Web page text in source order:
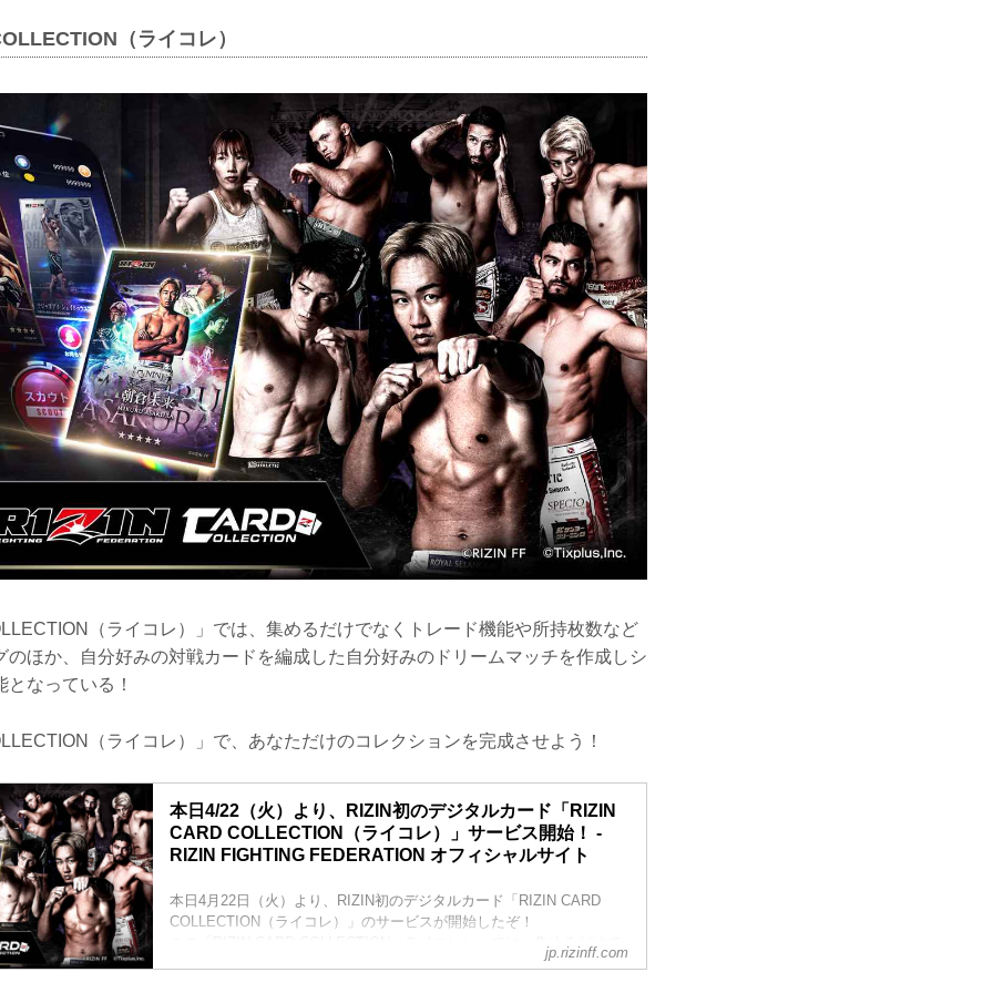
（ライコレ）
（ライコレ）」では、集めるだけでなくトレード機能や所持枚数など
のほか、自分好みの対戦カードを編成した自分好みのドリームマッチを作成しシ
なっている！
（ライコレ）」で、あなただけのコレクションを完成させよう！
本日4/22（火）より、RIZIN初のデジタルカード「RIZIN
CARD COLLECTION（ライコレ）」サービス開始！ -
RIZIN FIGHTING FEDERATION オフィシャルサイト
本日4月22日（火）より、RIZIN初のデジタルカード「RIZIN CARD
COLLECTION（ライコレ）」のサービスが開始したぞ！
この「RIZIN CARD COLLECTION（ライコレ）」では、集めるだけで
なくトレード機能や所持枚数などに応じたランキングのほか、自分好
jp.rizinff.com